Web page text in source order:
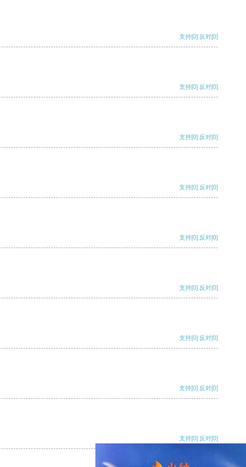
支持[0] 反对[0]
支持[0] 反对[0]
支持[0] 反对[0]
支持[0] 反对[0]
支持[0] 反对[0]
支持[0] 反对[0]
支持[0] 反对[0]
支持[0] 反对[0]
支持[0] 反对[0]